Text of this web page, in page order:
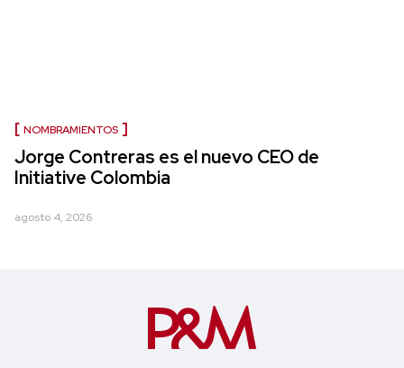
NOMBRAMIENTOS
Jorge Contreras es el nuevo CEO de
Initiative Colombia
agosto 4, 2026